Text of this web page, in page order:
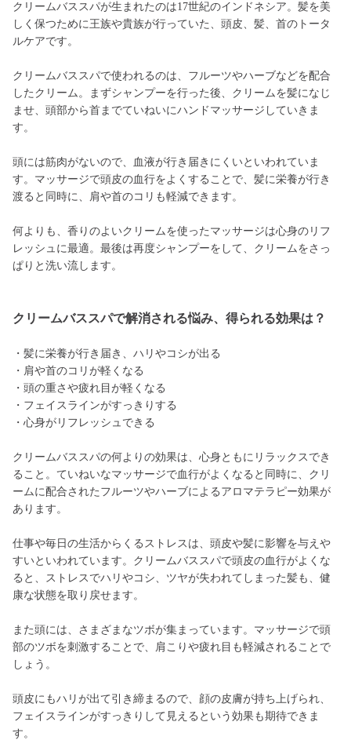
クリームバススパが生まれたのは17世紀のインドネシア。髪を美
しく保つために王族や貴族が行っていた、頭皮、髪、首のトータ
ルケアです。
クリームバススパで使われるのは、フルーツやハーブなどを配合
したクリーム。まずシャンプーを行った後、クリームを髪になじ
ませ、頭部から首までていねいにハンドマッサージしていきま
す。
頭には筋肉がないので、血液が行き届きにくいといわれていま
す。マッサージで頭皮の血行をよくすることで、髪に栄養が行き
渡ると同時に、肩や首のコリも軽減できます。
何よりも、香りのよいクリームを使ったマッサージは心身のリフ
レッシュに最適。最後は再度シャンプーをして、クリームをさっ
ぱりと洗い流します。
クリームバススパで解消される悩み、得られる効果は？
・髪に栄養が行き届き、ハリやコシが出る
・肩や首のコリが軽くなる
・頭の重さや疲れ目が軽くなる
・フェイスラインがすっきりする
・心身がリフレッシュできる
クリームバススパの何よりの効果は、心身ともにリラックスでき
ること。ていねいなマッサージで血行がよくなると同時に、クリ
ームに配合されたフルーツやハーブによるアロマテラピー効果が
あります。
仕事や毎日の生活からくるストレスは、頭皮や髪に影響を与えや
すいといわれています。クリームバススパで頭皮の血行がよくな
ると、ストレスでハリやコシ、ツヤが失われてしまった髪も、健
康な状態を取り戻せます。
また頭には、さまざまなツボが集まっています。マッサージで頭
部のツボを刺激することで、肩こりや疲れ目も軽減されることで
しょう。
頭皮にもハリが出て引き締まるので、顔の皮膚が持ち上げられ、
フェイスラインがすっきりして見えるという効果も期待できま
す。